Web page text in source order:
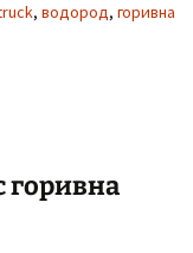
, водород, горивна
горивна